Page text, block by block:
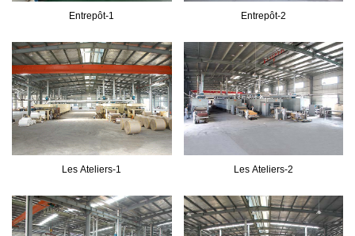
Entrepôt-1​ Entrepôt-2
Les Ateliers-1 Les Ateliers-2